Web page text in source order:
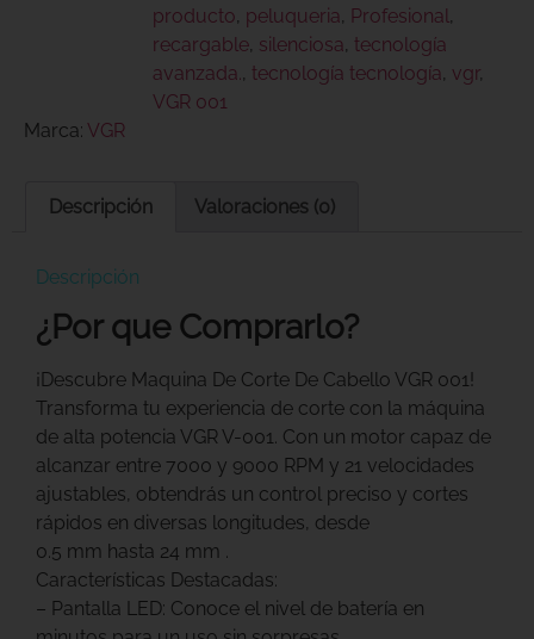
producto, peluqueria, Profesional,
recargable, silenciosa, tecnología
avanzada., tecnología tecnología, vgr,
VGR 001
Marca: VGR
Descripción Valoraciones (0)
Descripción
¿Por que Comprarlo?
¡Descubre Maquina De Corte De Cabello VGR 001!
Transforma tu experiencia de corte con la máquina
de alta potencia VGR V-001. Con un motor capaz de
alcanzar entre 7000 y 9000 RPM y 21 velocidades
ajustables, obtendrás un control preciso y cortes
rápidos en diversas longitudes, desde
0.5 mm hasta 24 mm .
Características Destacadas:
– Pantalla LED: Conoce el nivel de batería en